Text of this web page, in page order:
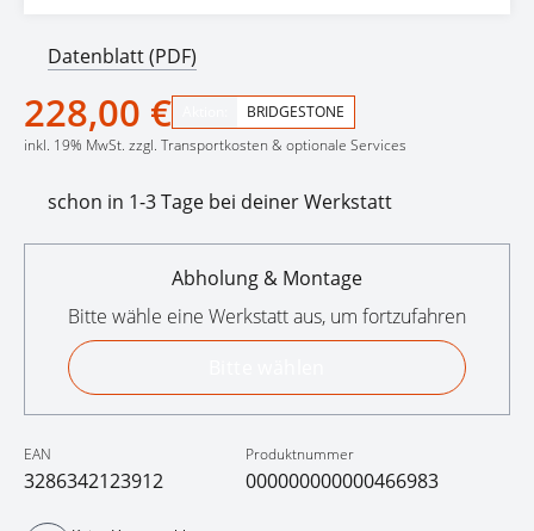
Datenblatt (PDF)
228,00 €
BRIDGESTONE
inkl. 19% MwSt. zzgl. Transportkosten & optionale Services
schon in 1-3 Tage bei deiner Werkstatt
Abholung & Montage
Bitte wähle eine Werkstatt aus, um fortzufahren
EAN
3286342123912
Produktnummer
000000000000466983